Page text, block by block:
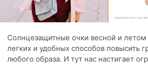
Солнцезащитные очки весной и летом
легких и удобных способов повысить
любого образа. И тут нас настигает